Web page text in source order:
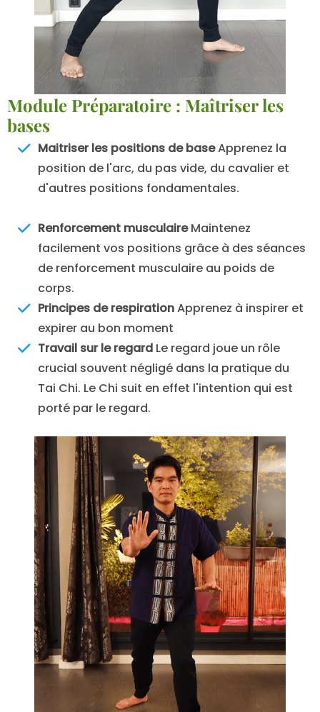
Module Préparatoire : Maîtriser les
bases
Maitriser les positions de baseApprenez la
position de l'arc, du pas vide, du cavalier et
d'autres positions fondamentales.
Renforcement musculaireMaintenez
facilement vos positions grâce à des séances
de renforcement musculaire au poids de
corps.
Principes de respirationApprenez à inspirer et
expirer au bon moment
Travail sur le regard Le regard joue un rôle
crucial souvent négligé dans la pratique du
Tai Chi. Le Chi suit en effet l'intention qui est
porté par le regard.